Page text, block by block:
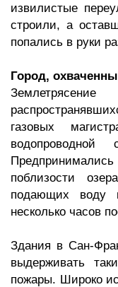
извилистые
строили, а
попались в руки
Город,
газовых
поблизости
подающих воду
несколько часов
Здания в Сан-
выдерживать
пожары. Широко